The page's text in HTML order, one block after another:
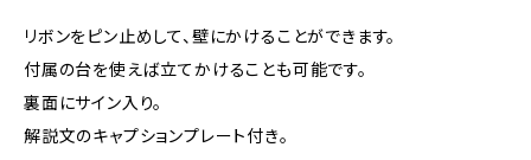
リボンをピン止めして、壁にかけることができます。
付属の台を使えば立てかけることも可能です。
裏面にサイン入り。
解説文のキャプションプレート付き。